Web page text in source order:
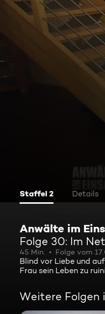
Staffel 2 Details
Anwälte im
Folge 30: Im
45 Min. Folge vom
Blind vor Liebe und
Frau sein Leben zu
Weitere Folgen